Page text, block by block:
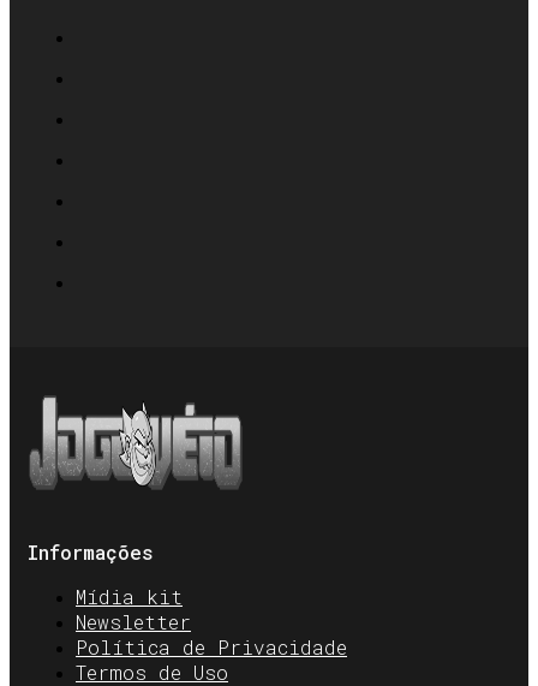
Informações
Mídia kit
Newsletter
Política de Privacidade
Termos de Uso